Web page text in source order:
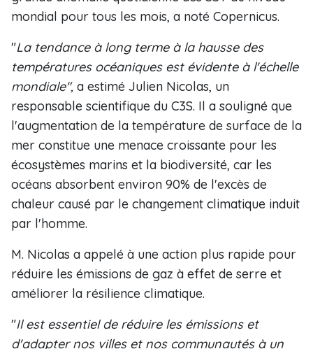
mondial pour tous les mois, a noté Copernicus.
"La tendance à long terme à la hausse des
températures océaniques est évidente à l'échelle
mondiale", a estimé Julien Nicolas, un
responsable scientifique du C3S. Il a souligné que
l'augmentation de la température de surface de la
mer constitue une menace croissante pour les
écosystèmes marins et la biodiversité, car les
océans absorbent environ 90% de l'excès de
chaleur causé par le changement climatique induit
par l'homme.
M. Nicolas a appelé à une action plus rapide pour
réduire les émissions de gaz à effet de serre et
améliorer la résilience climatique.
"Il est essentiel de réduire les émissions et
d'adapter nos villes et nos communautés à un